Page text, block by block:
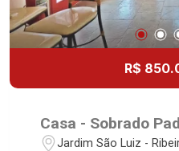
R$
Casa - Sobrado
Jardim São Luiz -